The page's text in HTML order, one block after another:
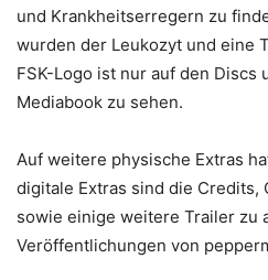
und Krankheitserregern zu
wurden der Leukozyt und eine
FSK-Logo ist nur auf den Discs
Mediabook zu sehen.
Auf weitere physische Extras
digitale Extras sind die Credits,
sowie einige weitere Trailer zu
Veröffentlichungen von